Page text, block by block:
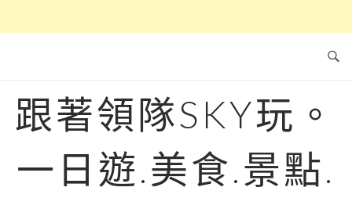
跟著領隊SKY玩。
一日遊.美食.景點.